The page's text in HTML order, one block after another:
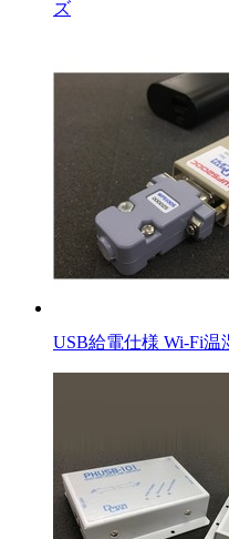
ズ
USB給電仕様 Wi-Fi温